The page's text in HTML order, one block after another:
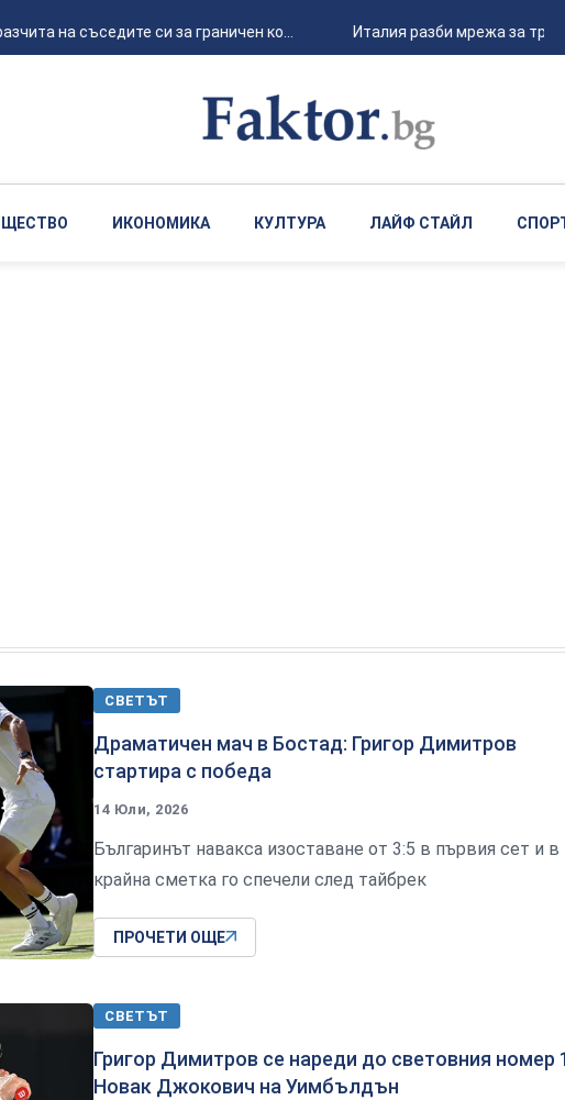
на съседите си за граничен ко... Италия разби мрежа за
ИКОНОМИКА КУЛТУРА ЛАЙФ СТАЙЛ
СВЕТЪТ
Драматичен мач в Бостад: Григор Димитров
стартира с победа
14 Юли, 2026
Българинът навакса изоставане от 3:5 в първия сет и в
крайна сметка го спечели след тайбрек
ПРОЧЕТИ ОЩЕ
СВЕТЪТ
Григор Димитров се нареди до световния номер
Новак Джокович на Уимбълдън